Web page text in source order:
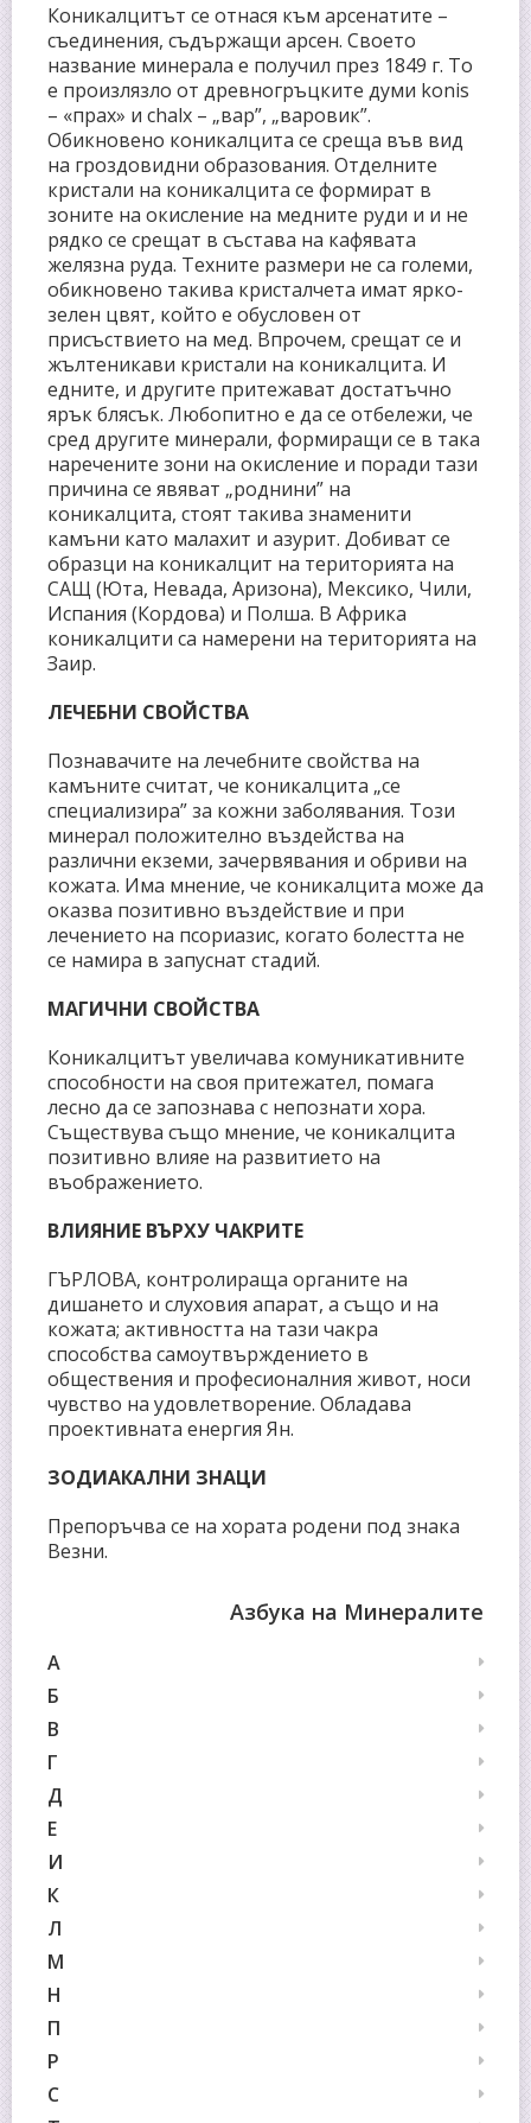
Коникалцитът се отнася към арсенатите –
съединения, съдържащи арсен. Своето
название минерала е получил през 1849 г. То
е произлязло от древногръцките думи konis
– «прах» и chalx – „вар”, „варовик”.
Обикновено коникалцита се среща във вид
на гроздовидни образования. Отделните
кристали на коникалцита се формират в
зоните на окисление на медните руди и и не
рядко се срещат в състава на кафявата
желязна руда. Техните размери не са големи,
обикновено такива кристалчета имат ярко-
зелен цвят, който е обусловен от
присъствието на мед. Впрочем, срещат се и
жълтеникави кристали на коникалцита. И
едните, и другите притежават достатъчно
ярък блясък. Любопитно е да се отбележи, че
сред другите минерали, формиращи се в така
наречените зони на окисление и поради тази
причина се явяват „роднини” на
коникалцита, стоят такива знаменити
камъни като малахит и азурит. Добиват се
образци на коникалцит на територията на
САЩ (Юта, Невада, Аризона), Мексико, Чили,
Испания (Кордова) и Полша. В Африка
коникалцити са намерени на територията на
Заир.
ЛЕЧЕБНИ СВОЙСТВА
Познавачите на лечебните свойства на
камъните считат, че коникалцита „се
специализира” за кожни заболявания. Този
минерал положително въздейства на
различни екземи, зачервявания и обриви на
кожата. Има мнение, че коникалцита може да
оказва позитивно въздействие и при
лечението на псориазис, когато болестта не
се намира в запуснат стадий.
МАГИЧНИ СВОЙСТВА
Коникалцитът увеличава комуникативните
способности на своя притежател, помага
лесно да се запознава с непознати хора.
Съществува също мнение, че коникалцита
позитивно влияе на развитието на
въображението.
ВЛИЯНИЕ ВЪРХУ ЧАКРИТЕ
ГЪРЛОВА, контролираща органите на
дишането и слуховия апарат, а също и на
кожата; активността на тази чакра
способства самоутвърждението в
обществения и професионалния живот, носи
чувство на удовлетворение. Обладава
проективната енергия Ян.
ЗОДИАКАЛНИ ЗНАЦИ
Препоръчва се на хората родени под знака
Везни.
Азбука на Минералите
А
Б
В
Г
Д
Е
И
К
Л
М
Н
П
Р
С